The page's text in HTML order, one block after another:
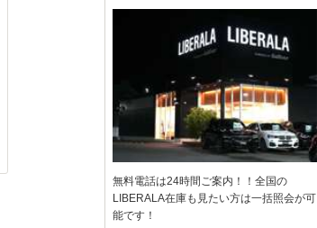
無料電話は24時間ご案内！！全国の
LIBERALA在庫も見たい方は一括照会が可
能です！